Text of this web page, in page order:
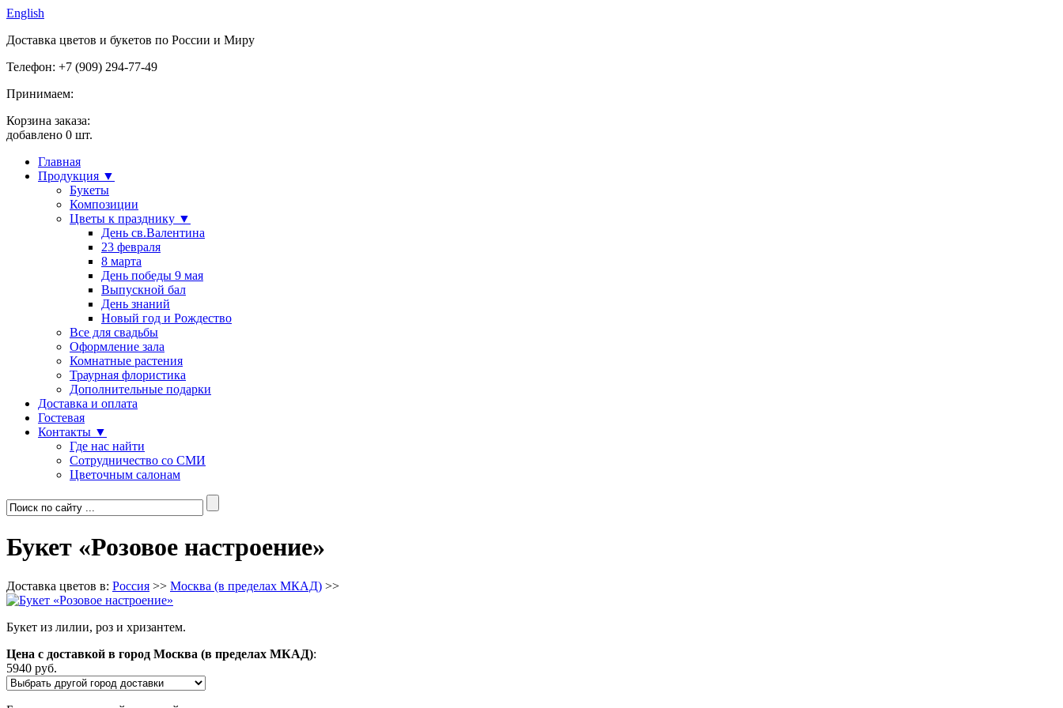
English
Доставка цветов и букетов по России и Миру
Телефон: +7 (909) 294-77-49
Принимаем:
Корзина заказа:
добавлено 0 шт.
Главная
Продукция ▼
Букеты
Композиции
Цветы к празднику ▼
День св.Валентина
23 февраля
8 марта
День победы 9 мая
Выпускной бал
День знаний
Новый год и Рождество
Все для свадьбы
Оформление зала
Комнатные растения
Траурная флористика
Дополнительные подарки
Доставка и оплата
Гостевая
Контакты ▼
Где нас найти
Сотрудничество со СМИ
Цветочным салонам
Букет «Розовое настроение»
Доставка цветов в: Россия >> Москва (в пределах МКАД) >>
Букет из лилии, роз и хризантем.
Цена с доставкой в город Москва (в пределах МКАД):
5940 руб.